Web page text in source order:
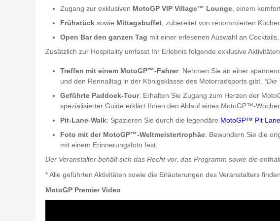
Zugang zur exklusiven MotoGP VIP Village™ Lounge , einem
Frühstück sowie Mittagsbuffet , zubereitet von renommierten
Open Bar den ganzen Tag mit einer erlesenen Auswahl an
Zusätzlich zur Hospitality umfasst Ihr Erlebnis folgende exklusive
Treffen mit einem MotoGP™-Fahrer: Nehmen Sie an einer
und den Rennalltag in der Königsklasse des Motorradsports gibt. *Die
Geführte Paddock-Tour: Erhalten Sie Zugang zum Herzen der
spezialisierter Guide erklärt Ihnen den Ablauf eines MotoGP™-
Pit-Lane-Walk: Spazieren Sie durch die legendäre MotoGP™ Pit Lane
Foto mit der MotoGP™-Weltmeistertrophäe: Bewundern Sie die
mit einem Erinnerungsfoto fest.
Der Veranstalter behält sich das Recht vor, das Programm sowie die
* Alle geführten Aktivitäten sowie die Erläuterungen des Veranstalters
MotoGP Premier Video